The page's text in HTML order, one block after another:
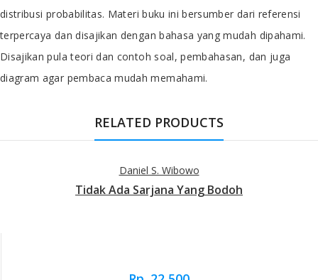
distribusi probabilitas. Materi buku ini bersumber dari referensi
terpercaya dan disajikan dengan bahasa yang mudah dipahami.
Disajikan pula teori dan contoh soal, pembahasan, dan juga
diagram agar pembaca mudah memahami.
RELATED PRODUCTS
Daniel S. Wibowo
Tidak Ada Sarjana Yang Bodoh